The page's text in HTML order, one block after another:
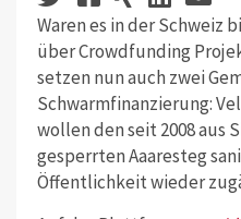
Waren es in der Schweiz
über Crowdfunding
setzen nun auch zwei
Schwarmfinanzierung:
wollen den seit 2008 aus
gesperrten Aaaresteg
Öffentlichkeit wieder